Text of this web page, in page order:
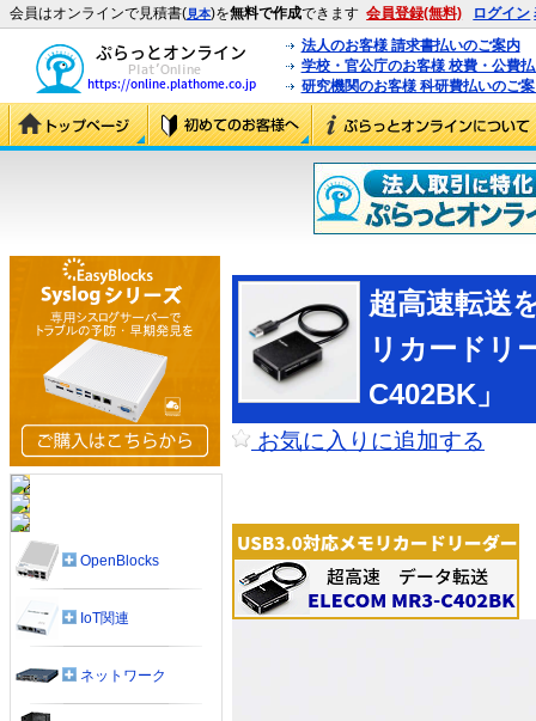
会員はオンラインで見積書(見本)を無料で作成できます 会員登録(無料) ログイン
法人のお客様 請求書払いのご案内
学校・官公庁のお客様 校費・公費
研究機関のお客様 科研費払いのご
超高速転送
リカードリ
C402BK」
お気に入りに追加する
OpenBlocks
IoT関連
ネットワーク